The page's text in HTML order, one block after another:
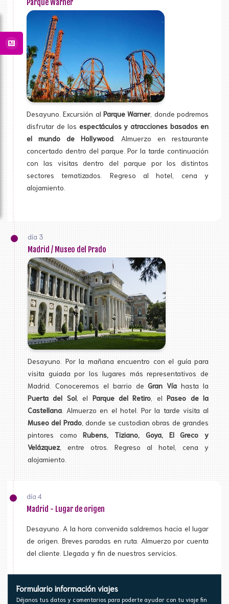
Parque Warner
Desayuno. Excursión al Parque Warner, donde podremos
disfrutar de los espectáculos y atracciones basados en
el mundo de Hollywood . Almuerzo en restaurante
concertado dentro del parque. Por la tarde continuación
con las visitas dentro del parque por los distintos
sectores tematizados. Regreso al hotel, cena y
alojamiento.
día 3
Madrid / Museo del Prado
Desayuno. Por la mañana encuentro con el guía para
visita guiada por los lugares más representativos de
Madrid. Conoceremos el barrio deGran Vía hasta la
Puerta del Sol, el Parque del Retiro , elPaseo de la
Castellana . Almuerzo en el hotel. Por la tarde visita al
Museo del Prado, donde se custodian obras de grandes
pintores comoRubens, Tiziano, Goya, El Greco y
Velázquez, entre otros. Regreso al hotel, cena y
alojamiento.
día 4
Madrid - Lugar de origen
Desayuno. A la hora convenida saldremos hacia el lugar
de origen. Breves paradas en ruta. Almuerzo por cuenta
del cliente. Llegada y fin de nuestros servicios.
Formulario información viajes
Déjanos tus datos y comentarios para poderte ayudar con tu viaje fin